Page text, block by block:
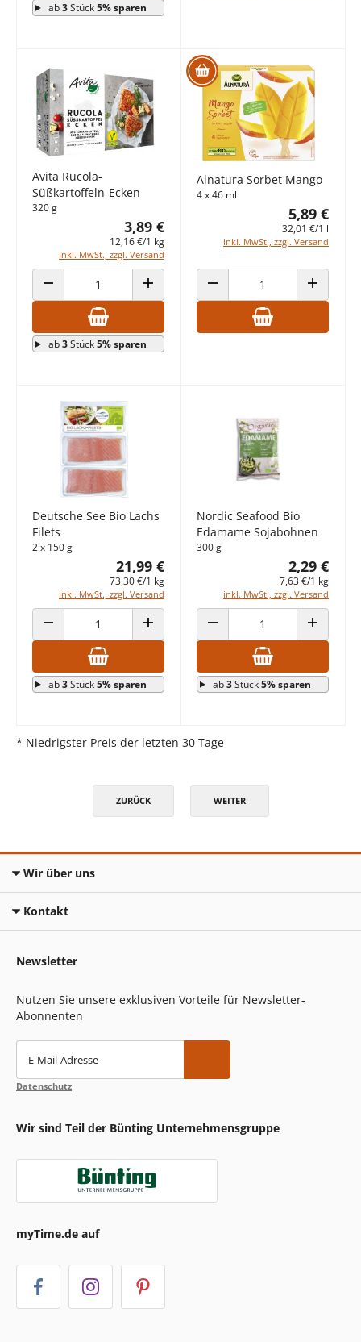
ab3Stück5% sparen
Avita Rucola-
Süßkartoffeln-Ecken
320 g
3,89 €
12,16 €/1 kg
inkl. MwSt., zzgl. Versand
ANZAHL VERRINGERN ANZAHL ERHÖHEN
ab3Stück5% sparen
Alnatura Sorbet Mango
4 x 46 ml
5,89 €
32,01 €/1 l
inkl. MwSt., zzgl. Versand
ANZAHL VERRINGERN ANZAHL
Deutsche See Bio Lachs
Filets
2 x 150 g
21,99 €
73,30 €/1 kg
inkl. MwSt., zzgl. Versand
ANZAHL VERRINGERN ANZAHL ERHÖHEN
ab3Stück5% sparen
Nordic Seafood Bio
Edamame Sojabohnen
300 g
2,29 €
7,63 €/1 kg
inkl. MwSt., zzgl. Versand
ANZAHL VERRINGERN ANZAHL
ab3Stück5% sparen
* Niedrigster Preis der letzten 30 Tage
ZURÜCK WEITER
Wir über uns
Kontakt
Newsletter
Nutzen Sie unsere exklusiven Vorteile für Newsletter-
Abonnenten
E-Mail-Adresse
Datenschutz
Wir sind Teil der Bünting Unternehmensgruppe
myTime.de auf